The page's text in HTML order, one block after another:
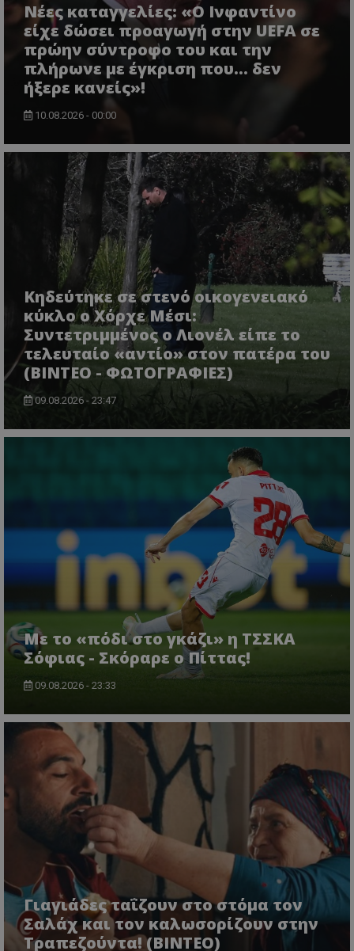
Νέες καταγγελίες: «Ο Ινφαντίνο
είχε δώσει προαγωγή στην UEFA σε
πρώην σύντροφο του και την
πλήρωνε με έγκριση που... δεν
ήξερε κανείς»!
10.08.2026 - 00:00
Κηδεύτηκε σε στενό οικογενειακό
κύκλο ο Χόρχε Μέσι:
Συντετριμμένος ο Λιονέλ είπε το
τελευταίο «αντίο» στον πατέρα του
(ΒΙΝΤΕΟ - ΦΩΤΟΓΡΑΦΙΕΣ)
09.08.2026 - 23:47
Με το «πόδι στο γκάζι» η ΤΣΣΚΑ
Σόφιας - Σκόραρε ο Πίττας!
09.08.2026 - 23:33
Γιαγιάδες ταΐζουν στο στόμα τον
Σαλάχ και τον καλωσορίζουν στην
Τραπεζούντα! (ΒΙΝΤΕΟ)